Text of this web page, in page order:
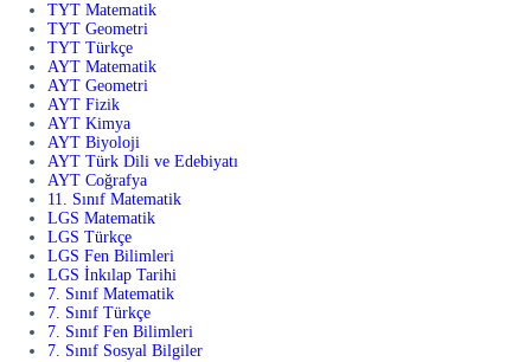
TYT Matematik
TYT Geometri
TYT Türkçe
AYT Matematik
AYT Geometri
AYT Fizik
AYT Kimya
AYT Biyoloji
AYT Türk Dili ve Edebiyatı
AYT Coğrafya
11. Sınıf Matematik
LGS Matematik
LGS Türkçe
LGS Fen Bilimleri
LGS İnkılap Tarihi
7. Sınıf Matematik
7. Sınıf Türkçe
7. Sınıf Fen Bilimleri
7. Sınıf Sosyal Bilgiler